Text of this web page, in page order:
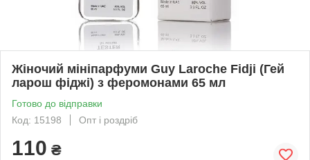
Жіночий мініпарфуми Guy Laroche Fidji (Гей
ларош фіджі) з феромонами 65 мл
Готово до відправки
Код: 15198
Опт і роздріб
110 ₴